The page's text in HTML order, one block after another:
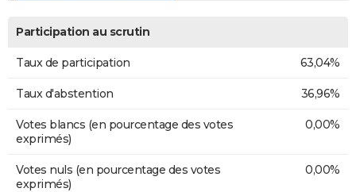
Participation au scrutin
Taux de participation 63,04%
Taux d'abstention 36,96%
Votes blancs (en pourcentage des votes
exprimés)
0,00%
Votes nuls (en pourcentage des votes
exprimés)
0,00%